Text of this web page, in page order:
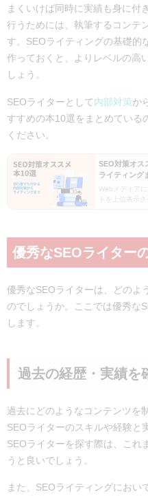
まくいけば同時に実績も身に付
行うためには、執筆するコンテ
す。SEOライティングの基礎的
作っておくと、よりレベルの高
しょう。
SEOライターとして内部対策か
すすめの本10選をまとめている
ください。
SEO対策オス
ライティング
Webメディア
トを上位表示
優秀なSEOライター
優秀なSEOライターは、どのよ
のでしょうか。ここでは優秀な
します。
過去の経歴・実績を
過去にどのようなコンテンツを
SEOライターのスキルや経験と
SEOライターを探す際は、これ
うと良いでしょう。
また、SEOライティングにおい